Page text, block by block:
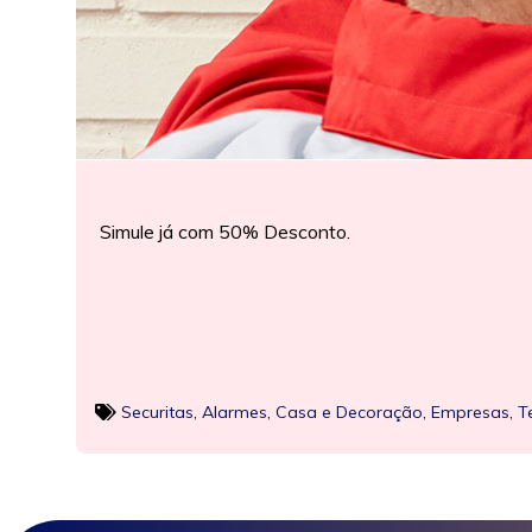
Simule já com 50% Desconto.
Securitas,Alarmes,Casa e Decoração,Empresas,